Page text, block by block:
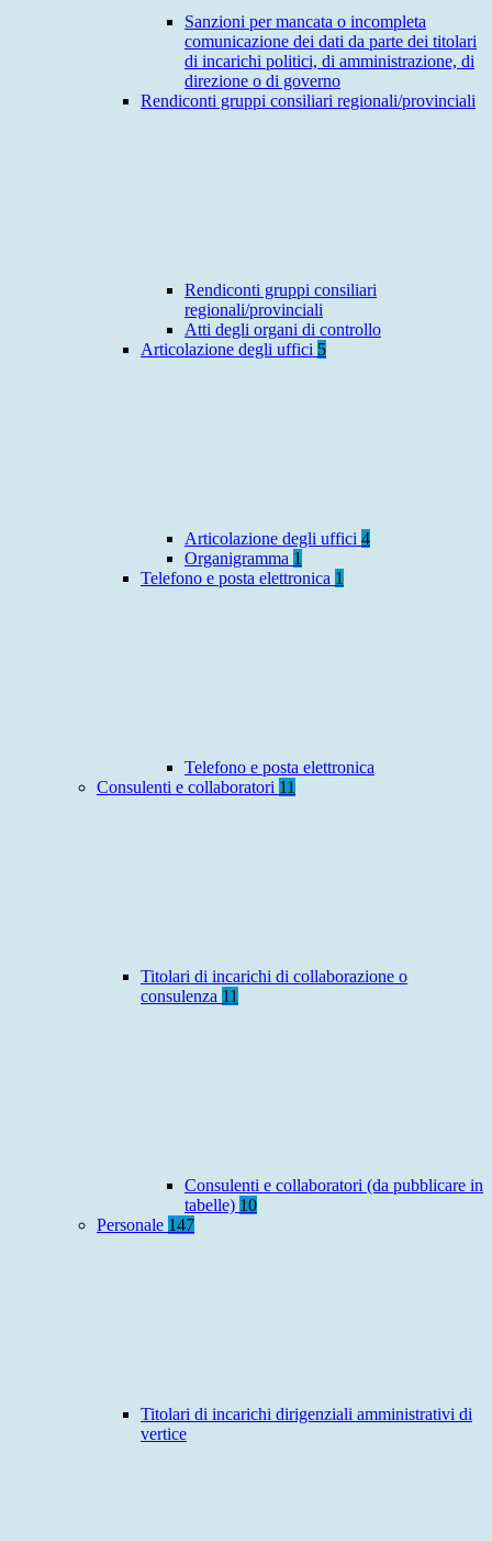
Sanzioni per mancata o incompleta
comunicazione dei dati da parte dei titolari
di incarichi politici, di amministrazione, di
direzione o di governo
Rendiconti gruppi consiliari regionali/provinciali
Rendiconti gruppi consiliari
regionali/provinciali
Atti degli organi di controllo
Articolazione degli uffici 5
Articolazione degli uffici 4
Organigramma 1
Telefono e posta elettronica 1
Telefono e posta elettronica
Consulenti e collaboratori 11
Titolari di incarichi di collaborazione o
consulenza 11
Consulenti e collaboratori (da pubblicare in
tabelle) 10
Personale 147
Titolari di incarichi dirigenziali amministrativi di
vertice